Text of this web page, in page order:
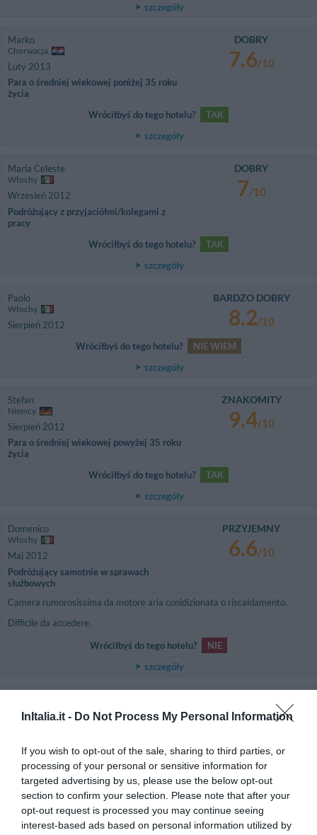
InItalia.it - Do Not Process My Personal Information
If you wish to opt-out of the sale, sharing to third parties, or
processing of your personal or sensitive information for
targeted advertising by us, please use the below opt-out
section to confirm your selection. Please note that after your
opt-out request is processed you may continue seeing
interest-based ads based on personal information utilized by
szczegóły
Marko
Chorwacja
Luty 2013
Para o średniej wiekowej poniżej 35 roku
życia
DOBRY
7.6/10
Wróciłbyś do tego hotelu?
TAK
szczegóły
Maria Celeste
Włochy
Wrzesień 2012
Podróżujący z przyjaciółmi/kolegami z
pracy
DOBRY
7/10
Wróciłbyś do tego hotelu?
TAK
szczegóły
Paolo
Włochy
Sierpień 2012
BARDZO DOBRY
8.2/10
Wróciłbyś do tego hotelu?
NIE WIEM
szczegóły
Stefan
Niemcy
Sierpień 2012
Para o średniej wiekowej powyżej 35 roku
życia
ZNAKOMITY
9.4/10
Wróciłbyś do tego hotelu?
TAK
szczegóły
Domenico
Włochy
Maj 2012
Podróżujący samotnie w sprawach
służbowych
PRZYJEMNY
6.6/10
Camera rumorosissima da motore aria conidizionata o riscaldamento.
Difficile da accedere.
Wróciłbyś do tego hotelu?
NIE
szczegóły
Włochy 8.6/10
Wróciłbyś do tego hotelu?
TAK
szczegóły
Gianfranco
Włochy
FANTASTYCZNY